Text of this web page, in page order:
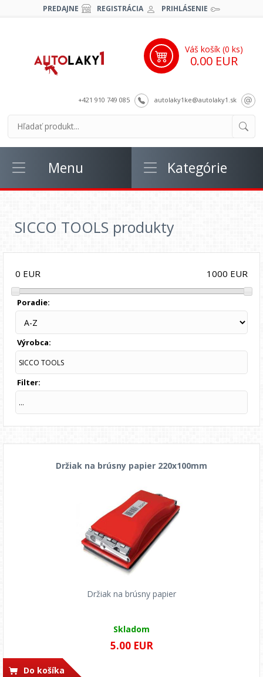
PREDAJNE REGISTRÁCIA PRIHLÁSENIE
+421 910 749 085 autolaky1ke@autolaky1.sk
Váš košík (0 ks)
0.00 EUR
Menu Kategórie
SICCO TOOLS produkty
0 EUR 1000 EUR
Poradie:
Výrobca:
SICCO TOOLS
Filter:
...
Držiak na brúsny papier 220x100mm
Držiak na brúsny papier
Skladom
5.00 EUR
Do košíka